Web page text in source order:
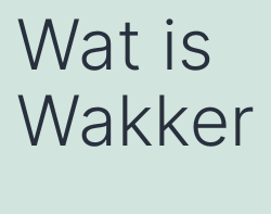
Wat is
Wakker